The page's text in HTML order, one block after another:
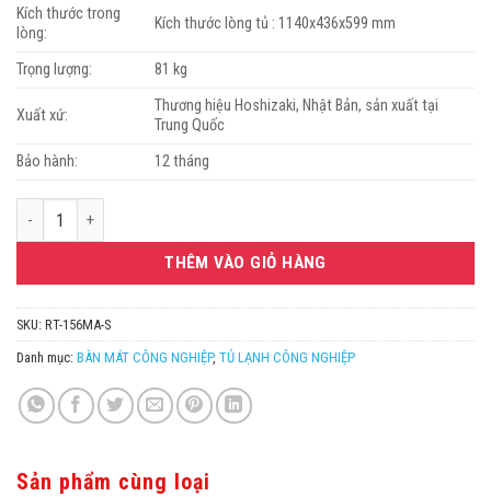
Kích thước trong
lòng:
Kích thước lòng tủ : 1140x436x599 mm
Trọng lượng: 81 kg
Xuất xứ:
Thương hiệu Hoshizaki, Nhật Bản, sản xuất tại
Trung Quốc
Bảo hành:
12 tháng
Bàn mát 2 cánh 1m5 Hoshizaki RT-156MA-S số lượng
THÊM VÀO GIỎ HÀNG
SKU: RT-156MA-S
Danh mục: BÀN MÁT CÔNG NGHIỆP, TỦ LẠNH CÔNG NGHIỆP
Sản phẩm cùng loại